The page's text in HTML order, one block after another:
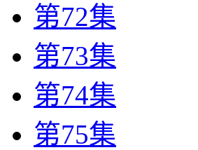
第72集
第73集
第74集
第75集